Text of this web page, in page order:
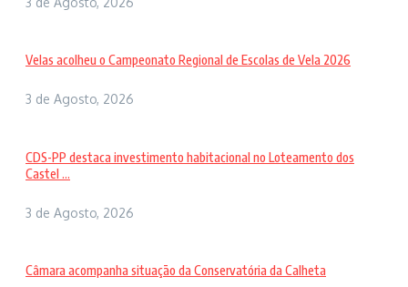
Velas acolheu o Campeonato Regional de Escolas de Vela 2026
3 de Agosto, 2026
CDS-PP destaca investimento habitacional no Loteamento dos
Castel ...
3 de Agosto, 2026
Câmara acompanha situação da Conservatória da Calheta